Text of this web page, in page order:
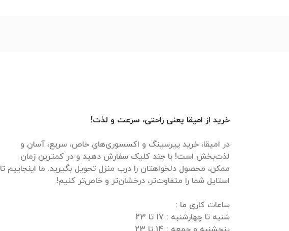
خرید از امیقا یعنی راحتی، سرعت و لذت!
در امیقا، خرید پیرسینگ و اکسسوری‌های خاص، سریع، آسان و
لذت‌بخش است! با چند کلیک سفارش دهید و در کمترین زمان
ممکن، محصول دلخواهتان را درب منزل تحویل بگیرید. ما اینجاییم تا